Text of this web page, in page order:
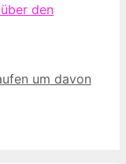
den
um davon